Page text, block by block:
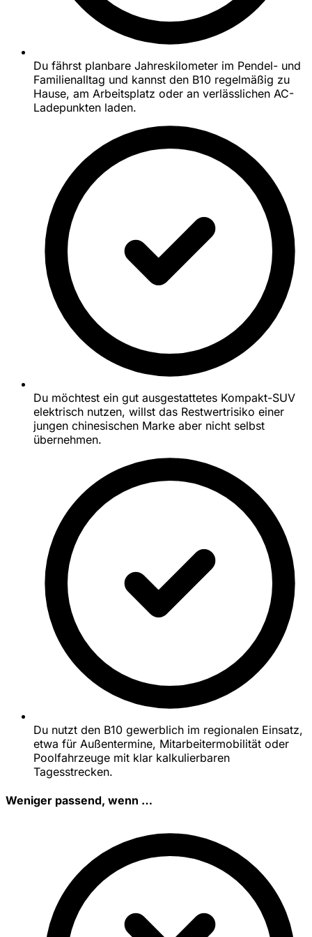
Du fährst planbare Jahreskilometer im Pendel- und
Familienalltag und kannst den B10 regelmäßig zu
Hause, am Arbeitsplatz oder an verlässlichen AC-
Ladepunkten laden.
Du möchtest ein gut ausgestattetes Kompakt-SUV
elektrisch nutzen, willst das Restwertrisiko einer
jungen chinesischen Marke aber nicht selbst
übernehmen.
Du nutzt den B10 gewerblich im regionalen Einsatz,
etwa für Außentermine, Mitarbeitermobilität oder
Poolfahrzeuge mit klar kalkulierbaren
Tagesstrecken.
Weniger passend, wenn …